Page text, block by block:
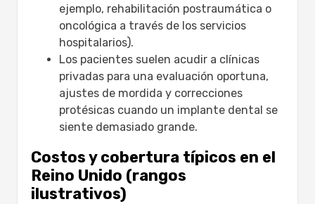
ejemplo, rehabilitación postraumática o
oncológica a través de los servicios
hospitalarios).
Los pacientes suelen acudir a clínicas
privadas para una evaluación oportuna,
ajustes de mordida y correcciones
protésicas cuando un implante dental se
siente demasiado grande.
Costos y cobertura típicos en el
Reino Unido (rangos
ilustrativos)